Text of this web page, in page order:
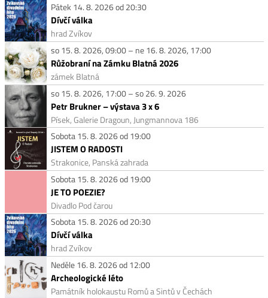
Pátek 14. 8. 2026 od 20:30
Dívčí válka
hrad Zvíkov
so 15. 8. 2026, 09:00 – ne 16. 8. 2026, 17:00
Růžobraní na Zámku Blatná 2026
zámek Blatná
so 15. 8. 2026, 17:00 – so 26. 9. 2026
Petr Brukner – výstava 3 x 6
Písek, Galerie Dragoun, Jungmannova 186
Sobota 15. 8. 2026 od 19:00
JISTEM O RADOSTI
Strakonice, Panská zahrada
Sobota 15. 8. 2026 od 19:00
JE TO POEZIE?
Divadlo Pod čarou
Sobota 15. 8. 2026 od 20:30
Dívčí válka
hrad Zvíkov
Neděle 16. 8. 2026 od 12:00
Archeologické léto
Památník holokaustu Romů a Sintů v Čechách